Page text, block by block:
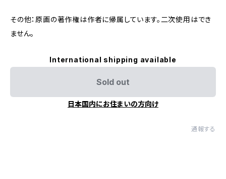
その他：原画の著作権は作者に帰属しています。二次使用はでき
ません。
International shipping available
Sold out
日本国内にお住まいの方向け
通報する